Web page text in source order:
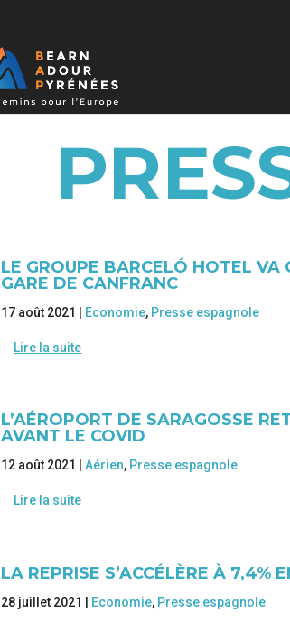
LE GROUPE BARCELÓ HOTEL
GARE DE CANFRANC
17 août 2021 | Economie, Presse espagnole
Lire la suite
L’AÉROPORT DE SARAGOSSE
AVANT LE COVID
12 août 2021 |Aérien, Presse espagnole
Lire la suite
LA REPRISE S’ACCÉLÈRE À 7,4%
28 juillet 2021 | Economie, Presse espagnole